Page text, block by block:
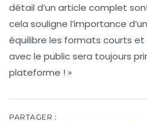
détail d’un article complet
cela souligne l’importance
équilibre les formats courts et
avec le public sera toujours
plateforme ! »
PARTAGER :